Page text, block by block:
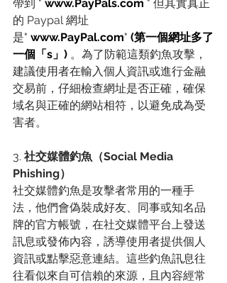
帶到 " www.PayPals.com " 但其實真正
的 Paypal 網址
是" www.PayPal.com" (第一個網址多了
一個「s」) 。為了防範這類釣魚攻擊，
建議使用者在輸入個人資訊或進行金融
交易前，仔細檢查網址是否正確，確保
域名與正確的網站相符，以避免成為受
害者。
3. 社交媒體釣魚（Social Media
Phishing）
社交媒體釣魚是攻擊者常用的一種手
法，他們會偽裝成好友、同事或知名品
牌的官方帳號，在社交媒體平台上發送
訊息或發佈內容，誘導使用者提供個人
資訊或點擊惡意連結。這些釣魚訊息往
往看似來自可信賴的來源，且內容經常